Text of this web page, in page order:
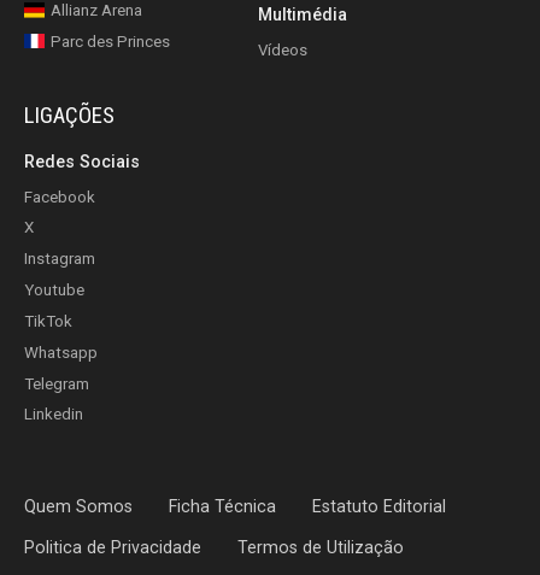
Allianz Arena
Parc des Princes
Multimédia
Vídeos
LIGAÇÕES
Redes Sociais
Facebook
X
Instagram
Youtube
TikTok
Whatsapp
Telegram
Linkedin
Quem Somos Ficha Técnica Estatuto Editorial
Politica de Privacidade Termos de Utilização